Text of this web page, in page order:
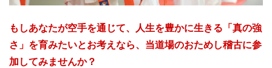
もしあなたが空手を通じて、人生を豊かに生きる「真の強
さ」を育みたいとお考えなら、当道場のおためし稽古に参
加してみませんか？